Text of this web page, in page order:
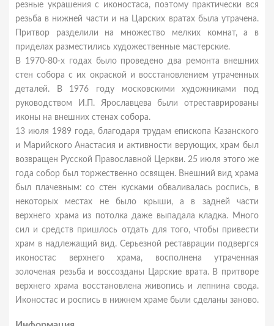
резные украшения с иконостаса, поэтому практически вся
резьба в нижней части и на Царских вратах была утрачена.
Притвор разделили на множество мелких комнат, а в
приделах разместились художественные мастерские.
В 1970-80-х годах было проведено два ремонта внешних
стен собора с их окраской и восстановлением утраченных
деталей. В 1976 году московскими художниками под
руководством И.П. Ярославцева были отреставрированы
иконы на внешних стенах собора.
13 июля 1989 года, благодаря трудам епископа Казанского
и Марийского Анастасия и активности верующих, храм был
возвращен Русской Православной Церкви. 25 июля этого же
года собор был торжественно освящен. Внешний вид храма
был плачевным: со стен кусками обваливалась роспись, в
некоторых местах не было крыши, а в задней части
верхнего храма из потолка даже выпадала кладка. Много
сил и средств пришлось отдать для того, чтобы привести
храм в надлежащий вид. Серьезной реставрации подвергся
иконостас верхнего храма, восполнена утраченная
золоченая резьба и воссозданы Царские врата. В притворе
верхнего храма восстановлена живопись и лепнина свода.
Иконостас и роспись в нижнем храме были сделаны заново.